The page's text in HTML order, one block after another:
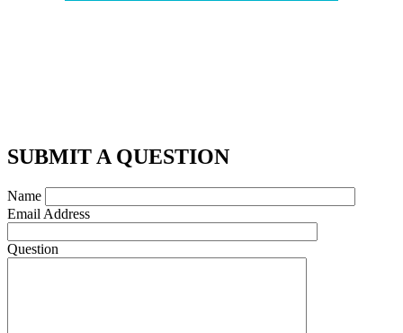
SUBMIT A QUESTION
Name
Email Address
Question